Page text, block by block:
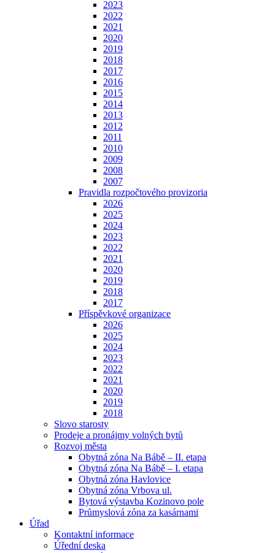
2023
2022
2021
2020
2019
2018
2017
2016
2015
2014
2013
2012
2011
2010
2009
2008
2007
Pravidla rozpočtového provizoria
2026
2025
2024
2023
2022
2021
2020
2019
2018
2017
Příspěvkové organizace
2026
2025
2024
2023
2022
2021
2020
2019
2018
Slovo starosty
Prodeje a pronájmy volných bytů
Rozvoj města
Obytná zóna Na Bábě – II. etapa
Obytná zóna Na Bábě – I. etapa
Obytná zóna Havlovice
Obytná zóna Vrbova ul.
Bytová výstavba Kozinovo pole
Průmyslová zóna za kasárnami
Úřad
Kontaktní informace
Úřední deska